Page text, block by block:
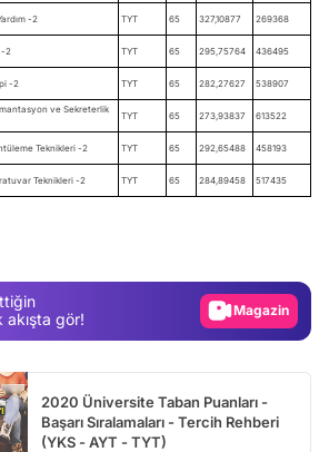
-2 TYT 65 327,10877 269368
-2 TYT 65 295,75764 436495
-2 TYT 65 282,27627 538907
ve Sekreterlik
TYT 65 273,93837 613522
Teknikleri -2 TYT 65 292,65488 458193
Teknikleri -2 TYT 65 284,89458 517435
gör!
Video
Video
2020 Üniversite Taban Puanları -
Başarı Sıralamaları - Tercih Rehberi
(YKS - AYT - TYT)